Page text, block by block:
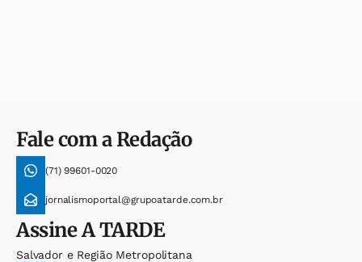
Fale com a Redação
(71) 99601-0020
jornalismoportal@grupoatarde.com.br
AssineA TARDE
Salvador e Região Metropolitana